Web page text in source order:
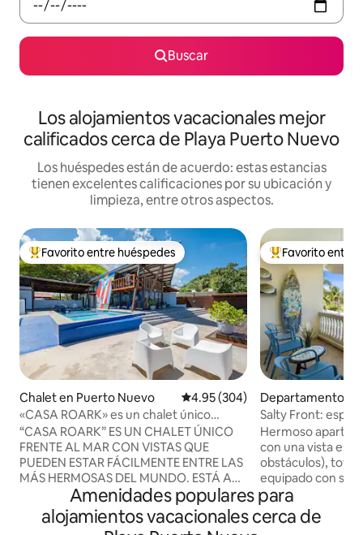
Buscar
Los alojamientos vacacionales mejor
calificados cerca de Playa Puerto Nuevo
Los huéspedes están de acuerdo: estas estancias
tienen excelentes calificaciones por su ubicación y
limpieza, entre otros aspectos.
De los mejores en Favorito entre huéspedes
Favorito entre huéspedes
Chalet en Puerto Nuevo Calificación promedio: 4.95 de
4.95 (304)
«CASA ROARK» es un chalet único
frente al mar.
“CASA ROARK” ES UN CHALET ÚNICO
FRENTE AL MAR CON VISTAS QUE
PUEDEN ESTAR FÁCILMENTE ENTRE LAS
MÁS HERMOSAS DEL MUNDO. ESTÁ A
SOLO UNOS PASOS DE LA PLAYA. EL
CHALET RECIÉN REMODELADO TIENE 4
DORMITORIOS, TODOS CON AIRE
De los mejores
Favorito entre
Departamento en
rto Nuevo
Salty Front:
frente al mar
Hermoso
con una vista
obstáculos),
equipado con
lugar de surf, a 3
minutos a pie de
Nuevo, una de las
Amenidades populares para
alojamientos vacacionales cerca de